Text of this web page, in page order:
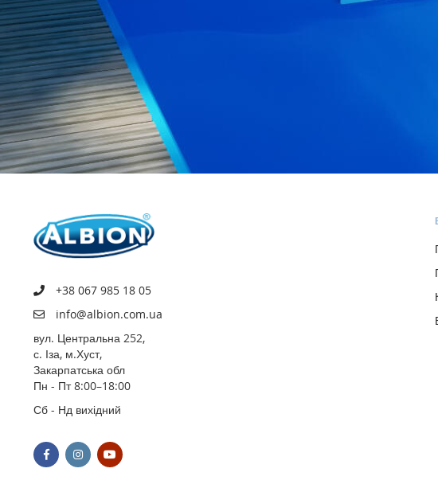
+38 067 985 18 05
info@albion.com.ua
вул. Центральна 252,
с. Іза, м.Хуст,
Закарпатська обл
Пн - Пт 8:00–18:00
Сб - Нд вихідний